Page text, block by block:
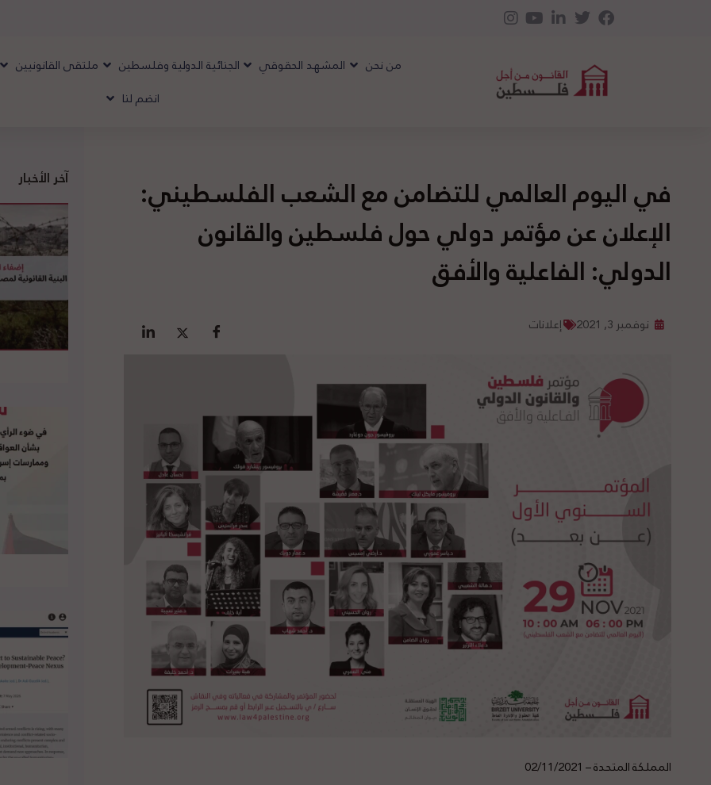
من نحن المشهد الحقوقي الجنائية الدولية وفلسطين ملتقى القانونيين
انضم لنا
في اليوم العالمي للتضامن مع الشعب الفلسطيني:
الإعلان عن مؤتمر دولي حول فلسطين والقانون
الدولي: الفاعلية والأفق
نوفمبر 3, 2021 إعلانات
المملكة المتحدة – 02/11/2021
آخر الأخبار